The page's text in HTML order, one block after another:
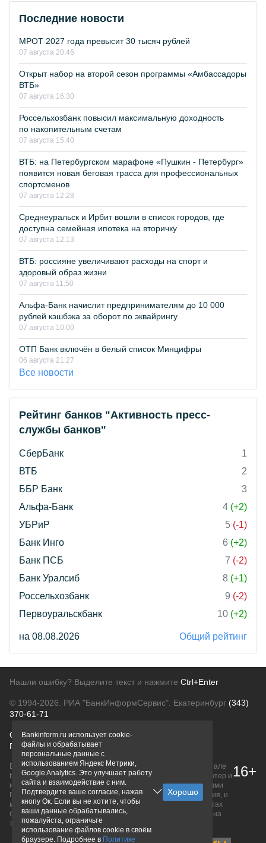
Последние новости
МРОТ 2027 года превысит 30 тысяч рублей
07 августа 20:46
Открыт набор на второй сезон программы «Амбассадоры
ВТБ»
07 августа 16:30
Россельхозбанк повысил максимальную доходность
по накопительным счетам
07 августа 15:40
ВТБ: на Петербургском марафоне «Пушкин - Петербург»
появится новая беговая трасса для профессиональных
спортсменов
07 августа 12:28
Среднеуральск и Ирбит вошли в список городов, где
доступна семейная ипотека на вторичку
07 августа 12:13
ВТБ: россияне увеличивают расходы на спорт и
здоровый образ жизни
07 августа 11:50
Альфа-Банк начислит предпринимателям до 10 000
рублей кэшбэка за оборот по эквайрингу
07 августа 10:00
ОТП Банк включён в белый список Минцифры
06 августа 21:27
Все новости
Рейтинг банков "Активность пресс-
службы банков"
СберБанк
1
ВТБ
2
ББР Банк
3
Альфа-Банк
4 (+2)
УБРиР
5 (-1)
Банк Инго
6 (+2)
Банк ПСБ
7 (-2)
Банк Уралсиб
8 (+1)
Россельхозбанк
9 (-2)
Первоуральскбанк
10 (+2)
на 08.08.2026 Общий рейтинг
Нашли ошибку? Выделите текст и нажмите Ctrl+Enter
© 1994-2026. РИА "БанкИнформСервис". Екатеринбург (343)
370-61-71
О проектеПолитика конфиденциальности
Правовая информацияДля рекламодателей
Вся информация о продуктах банков, размещенная на портале
bankinform.ru, носит исключительно ознакомительный характер и
не является публичной офертой, определяемой положениями
ГК РФ. Информация не содержит точного и полного описания, и
может быть изменена. Конечные условия уточняйте на сайтах
банков или при личном обращении. Исключительное право на
товарные знаки принадлежит их правообладателям.
16+
Bankinform.ru использует cookie-
файлы и обрабатывает
персональные данные с
использованием Яндекс Метрики,
Google Analytics. Это улучшает работу
сайта и взаимодействие с ним.
Подтвердите ваше согласие, нажав
кнопу Ок. Если вы не хотите, чтобы
ваши данные обрабатывались,
пожалуйста, ограничьте
использование файлов cookie в своём
браузере. Подробнее в Политике